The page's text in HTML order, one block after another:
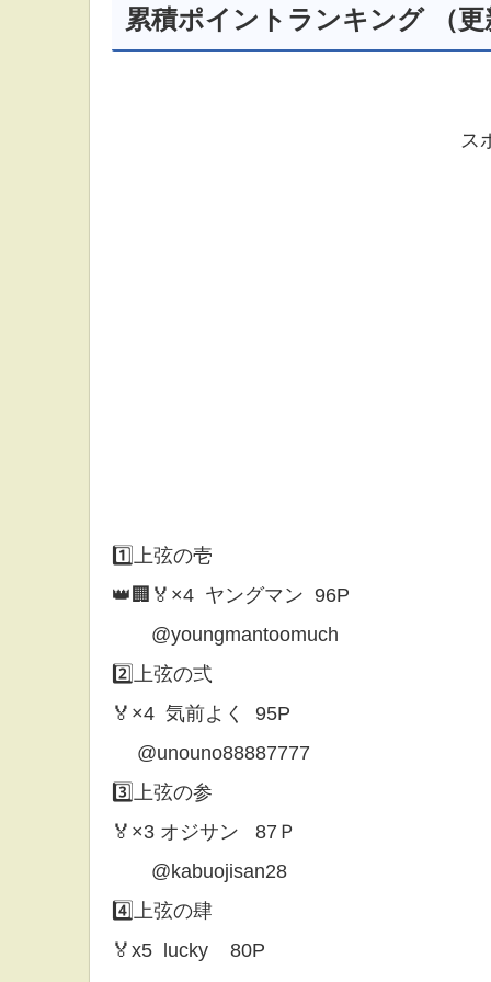
累積ポイントランキング （更
ス
1️⃣上弦の壱
👑🏢🏅×4 ヤングマン 96P
@youngmantoomuch
2️⃣上弦の弍
🏅×4 気前よく 95P
@unouno88887777
3️⃣上弦の参
🏅×3 オジサン 87Ｐ
@kabuojisan28
4️⃣上弦の肆
🏅x5 lucky 80P